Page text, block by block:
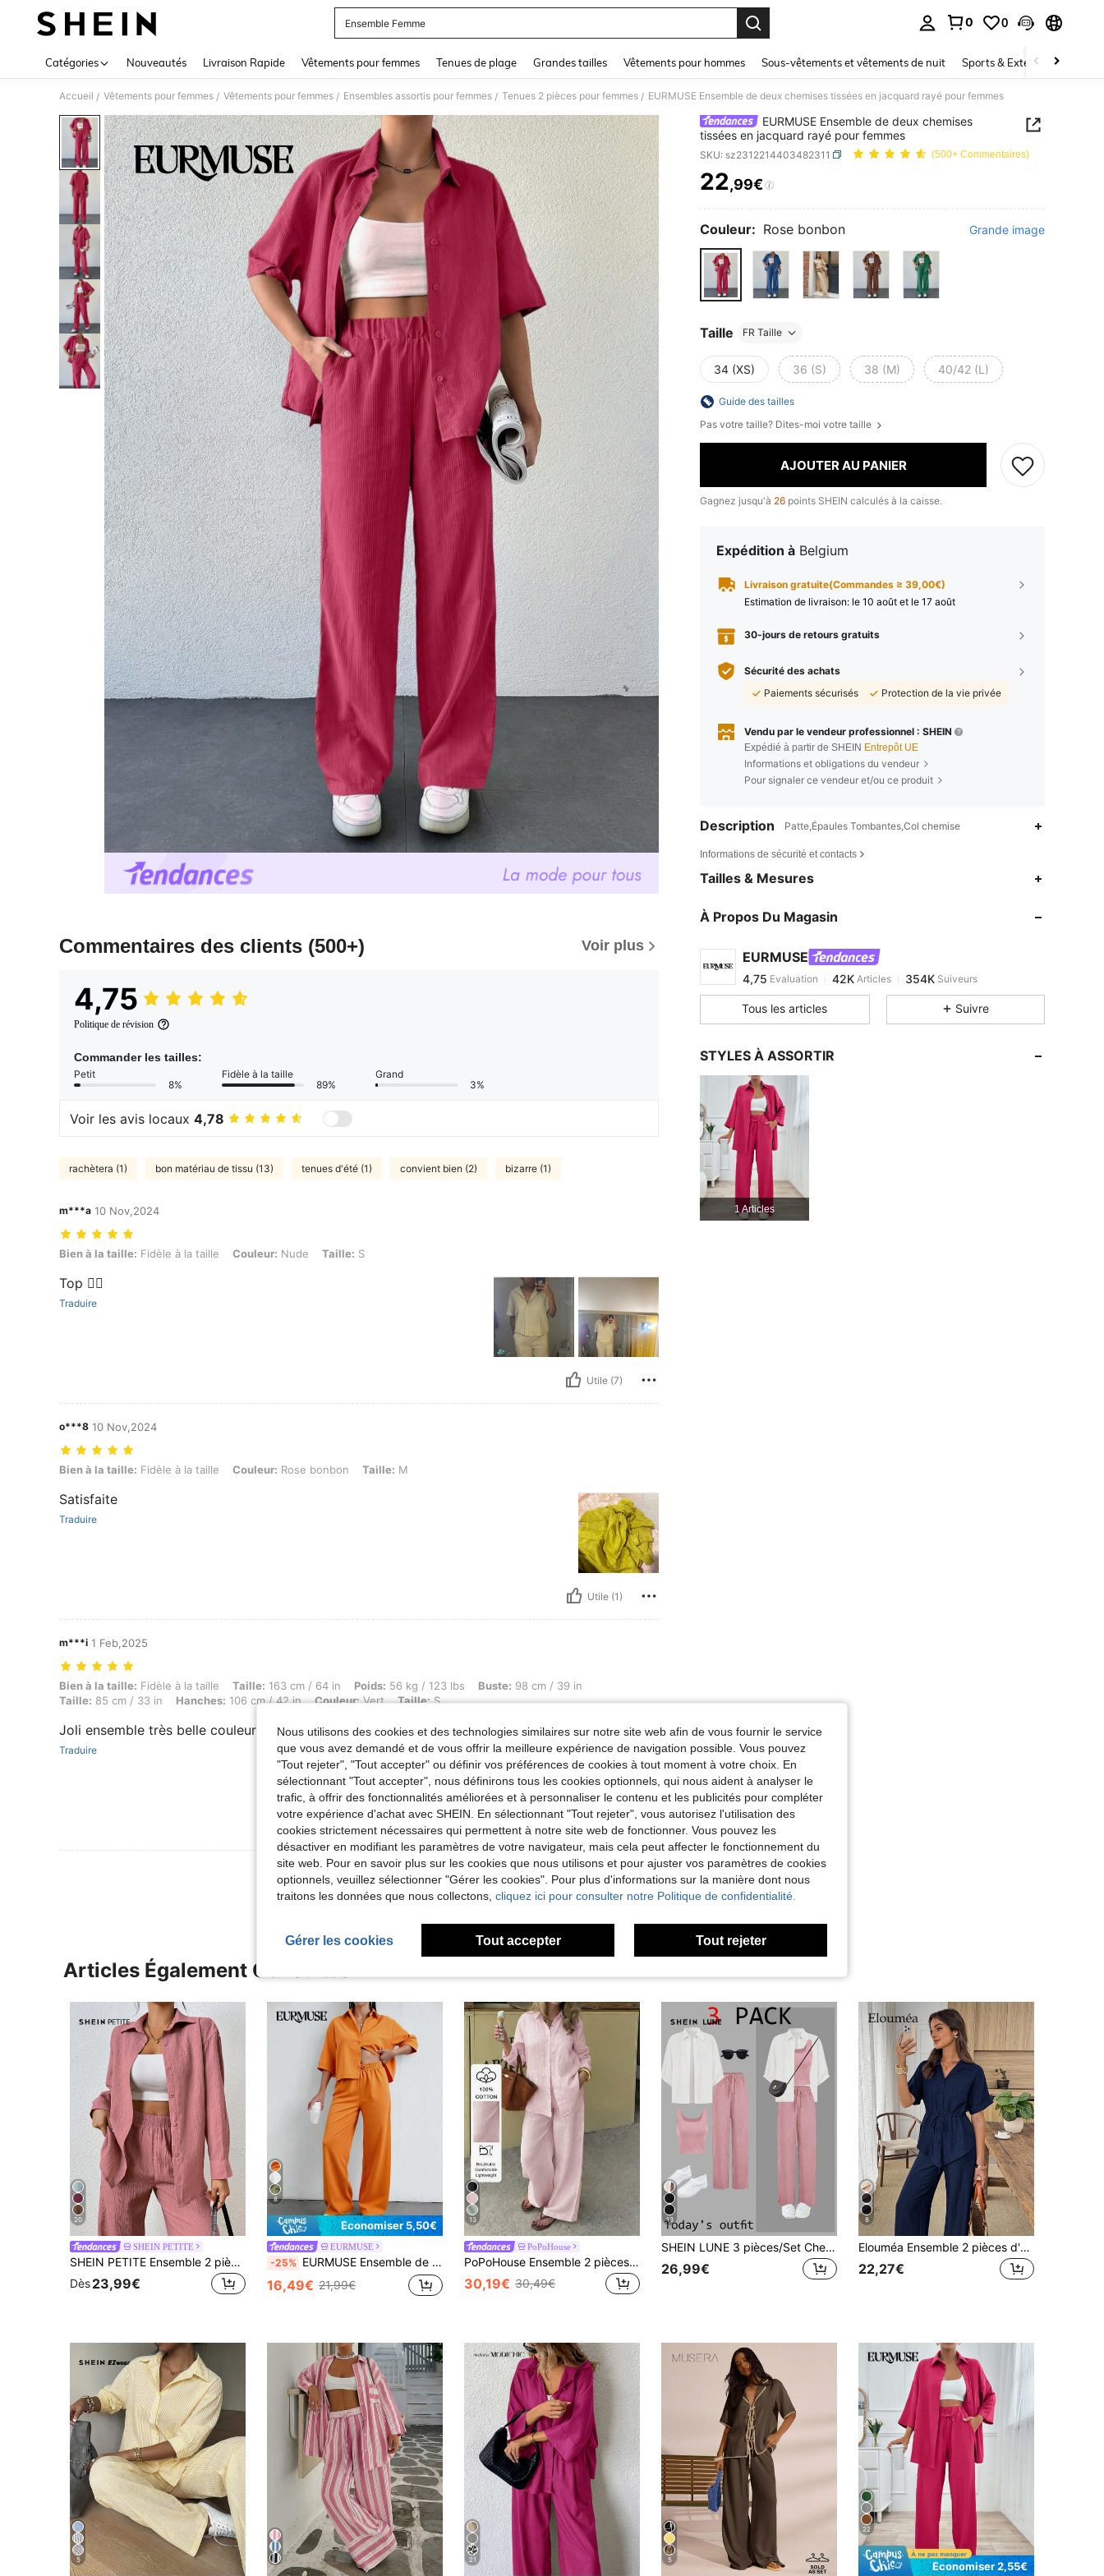
Ensemble Femme
0 0
Catégories Nouveautés Livraison Rapide Vêtements pour femmes Tenues de plage Grandes tailles Vêtements pour hommes Sous-vêtements et vêtements de nuit Sports & Extérieur
Accueil / Vêtements pour femmes / Vêtements pour femmes / Ensembles assortis pour femmes / Tenues 2 pièces pour femmes / EURMUSE Ensemble de deux chemises tissées en jacquard rayé pour femmes
Commentaires des clients (500+) Voir plus
4,75
Politique de révision
Commander les tailles:
Petit
8%
Fidèle à la taille
89%
Grand
3%
Voir les avis locaux 4,78
rachètera (1) bon matériau de tissu (13) tenues d'été (1) convient bien (2) bizarre (1)
m***a 10 Nov,2024
Bien à la taille: Fidèle à la taille, Couleur: Nude, Taille: S
Bien à la taille: Fidèle à la taille Couleur: Nude Taille: S
Top 👍🏼
Traduire
Utile (7)
o***8 10 Nov,2024
Bien à la taille: Fidèle à la taille, Couleur: Rose bonbon, Taille: M
Bien à la taille: Fidèle à la taille Couleur: Rose bonbon Taille: M
Satisfaite
Traduire
Utile (1)
m***i 1 Feb,2025
Bien à la taille: Fidèle à la taille, Taille: 163 cm / 64 in, Poids: 56 kg / 123 lbs, Buste: 98 cm / 39 in, Taille: 85 cm / 33 in, Hanches: 106 cm / 42 in, Couleur: Vert, Taille: S
Bien à la taille: Fidèle à la taille Taille: 163 cm / 64 in Poids: 56 kg / 123 lbs Buste: 98 cm / 39 in
Taille: 85 cm / 33 in Hanches: 106 cm / 42 in Couleur:Vert Taille:S
Joli ensemble très belle couleurs
Traduire
Utile (0)
Voir Plus D'avis
EURMUSE Ensemble de deux chemises
tissées en jacquard rayé pour femmes
SKU: sz2312214403482311 (500+ Commentaires)
PRICE AND AVAILABILITY
22,99€
Couleur: Rose bonbon Grande image
Taille FR Taille
34 (XS) 36 (S) 38 (M) 40/42 (L)
Guide des tailles
Pas votre taille? Dites-moi votre taille
AJOUTER AU PANIER
Gagnez jusqu'à 26 points SHEIN calculés à la caisse.
Expédition à Belgium
Livraison gratuite(Commandes ≥ 39,00€)
Estimation de livraison: le 10 août et le 17 août
30-jours de retours gratuits
Sécurité des achats
Paiements sécurisés
Protection de la vie privée
Vendu par le vendeur professionnel : SHEIN
Expédié à partir de SHEIN Entrepôt UE
Informations et obligations du vendeur
Pour signaler ce vendeur et/ou ce produit
Description Patte,Épaules Tombantes,Col chemise
Informations de sécurité et contacts
Tailles & Mesures
À Propos Du Magasin
EURMUSE
4,75
42K
4,75
Evaluation 42KArticles
n***5est en train de naviguer
4,75 42K
354K
4,75
4,75
4,75
Tous les articles Suivre
STYLES À ASSORTIR
1 Articles
Articles Également Consultés
20
SHEIN PETITE
SHEIN PETITE Ensemble 2 pièces pour femmes Resort avec chemise texturée à simple boutonnage et pantalon décontracté à poches, pour femmes de petite taille
Dès23,99€
8
Économiser 5,50€
EURMUSE
-25% EURMUSE Ensemble de chemise et pantalon deux pièces pour femmes
16,49€ 21,99€
13
PoPoHouse
PoPoHouse Ensemble 2 pièces pour femmes automne couleur unie coton décontracté chemise à manches longues col et pantalon large ample rose élégant
30,19€ 30,49€
13
SHEIN LUNE 3 pièces/Set Chemise à carreaux monochromes pour femmes, blazer slim et pantalon large. Ensemble automnal, nouveau style 2024, décontracté
26,99€
8
Elouméa Ensemble 2 pièces d'été décontracté, chemise et pantalon à cordon de serrage taille, couleur unie
22,27€
5 21 5
22
Économiser 2,55€
Nous utilisons des cookies et des technologies similaires sur notre site web afin de vous fournir le service
que vous avez demandé et de vous offrir la meilleure expérience de navigation possible. Vous pouvez
"Tout rejeter", "Tout accepter" ou définir vos préférences de cookies à tout moment à votre choix. En
sélectionnant "Tout accepter", nous définirons tous les cookies optionnels, qui nous aident à analyser le
trafic, à offrir des fonctionnalités améliorées et à personnaliser le contenu et les publicités pour compléter
votre expérience d'achat avec SHEIN. En sélectionnant "Tout rejeter", vous autorisez l'utilisation des
cookies strictement nécessaires qui permettent à notre site web de fonctionner. Vous pouvez les
désactiver en modifiant les paramètres de votre navigateur, mais cela peut affecter le fonctionnement du
site web. Pour en savoir plus sur les cookies que nous utilisons et pour ajuster vos paramètres de cookies
optionnels, veuillez sélectionner "Gérer les cookies". Pour plus d'informations sur la manière dont nous
traitons les données que nous collectons, cliquez ici pour consulter notre Politique de confidentialité.
Gérer les cookies Tout accepter Tout rejeter